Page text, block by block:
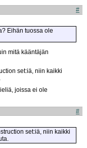
#
Eihän tuossa ole
mitä kääntäjän
set:iä, niin kaikki
joissa ei ole
#
set:iä, niin kaikki